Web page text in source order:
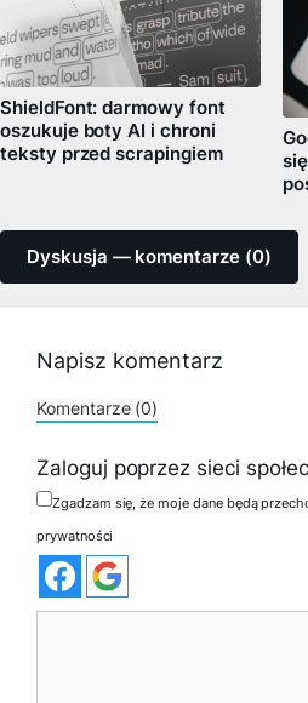
ShieldFont: darmowy font
oszukuje boty AI i chroni
teksty przed scrapingiem
Dyskusja — komentarze (0)
Napisz komentarz
Komentarze (0)
Zaloguj poprzez sieci
Zgadzam się, że moje dane będą
prywatności